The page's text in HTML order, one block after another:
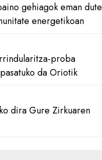
gehiagok eman dute
energetikoan
proba
da Oriotik
dira Gure Zirkuaren